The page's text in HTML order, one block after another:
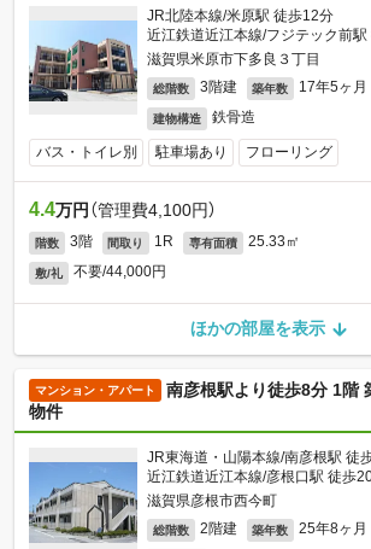
JR北陸本線/米原駅 徒歩12分
近江鉄道近江本線/フジテック前
滋賀県米原市下多良３丁目
総階数 3階建 築年数 17年5ヶ月
建物構造 鉄骨造
バス・トイレ別 駐車場あり フローリング
4.4万円 （管理費4,100円）
階数 3階 間取り 1R 専有面積 25.33㎡
敷/礼 不要/44,000円
ほかの部屋を表示
マンション・アパート
南彦根駅より徒歩8分 1階
物件
JR東海道・山陽本線/南彦根駅 徒
近江鉄道近江本線/彦根口駅 徒歩
滋賀県彦根市西今町
総階数 2階建 築年数 25年8ヶ月